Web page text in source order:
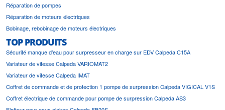
Réparation de pompes
Réparation de moteurs électriques
Bobinage, rebobinage de moteurs électriques
TOP PRODUITS
Sécurité manque d’eau pour surpresseur en charge sur EDV Calpeda C15A
Variateur de vitesse Calpeda VARIOMAT2
Variateur de vitesse Calpeda IMAT
Coffret de commande et de protection 1 pompe de surpression Calpeda VIGICAL V1S
Coffret électrique de commande pour pompe de surpression Calpeda AS3